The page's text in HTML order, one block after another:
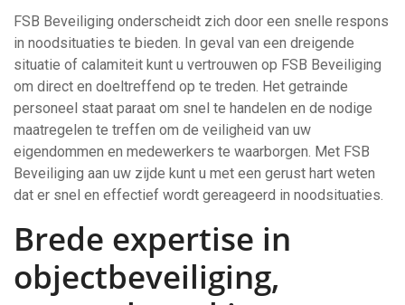
FSB Beveiliging onderscheidt zich door een snelle respons
in noodsituaties te bieden. In geval van een dreigende
situatie of calamiteit kunt u vertrouwen op FSB Beveiliging
om direct en doeltreffend op te treden. Het getrainde
personeel staat paraat om snel te handelen en de nodige
maatregelen te treffen om de veiligheid van uw
eigendommen en medewerkers te waarborgen. Met FSB
Beveiliging aan uw zijde kunt u met een gerust hart weten
dat er snel en effectief wordt gereageerd in noodsituaties.
Brede expertise in
objectbeveiliging,